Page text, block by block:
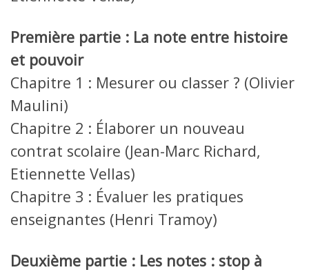
Première partie : La note entre histoire
et pouvoir
Chapitre 1 : Mesurer ou classer ? (Olivier
Maulini)
Chapitre 2 : Élaborer un nouveau
contrat scolaire (Jean-Marc Richard,
Etiennette Vellas)
Chapitre 3 : Évaluer les pratiques
enseignantes (Henri Tramoy)
Deuxième partie : Les notes : stop à